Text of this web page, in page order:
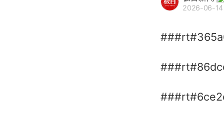
2026-06-14